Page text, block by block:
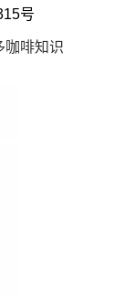
号
咖啡知识